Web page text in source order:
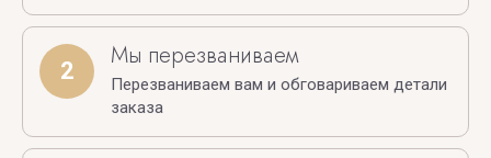
2 Мы перезваниваем
Перезваниваем вам и обговариваем детали
заказа